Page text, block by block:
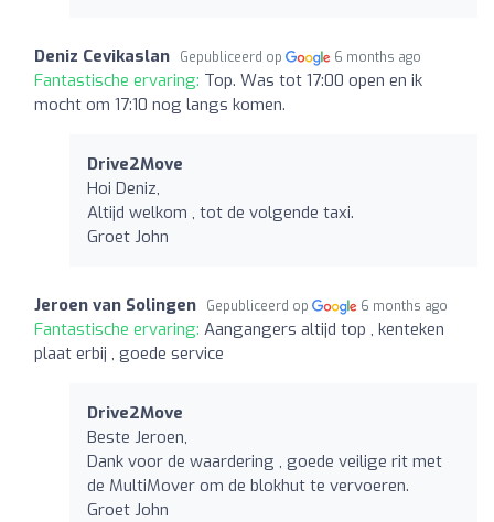
Deniz Cevikaslan Gepubliceerd op 6 months ago
Fantastische ervaring: Top. Was tot 17:00 open en ik
mocht om 17:10 nog langs komen.
Drive2Move
Hoi Deniz,
Altijd welkom , tot de volgende taxi.
Groet John
Jeroen van Solingen Gepubliceerd op 6 months ago
Fantastische ervaring: Aangangers altijd top , kenteken
plaat erbij , goede service
Drive2Move
Beste Jeroen,
Dank voor de waardering , goede veilige rit met
de MultiMover om de blokhut te vervoeren.
Groet John